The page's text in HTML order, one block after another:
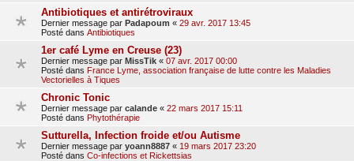
Antibiotiques et antirétroviraux
Dernier message par Padapoum « 29 avr. 2017 13:45
Posté dans Antibiotiques
1er café Lyme en Creuse (23)
Dernier message par MissTik « 07 avr. 2017 00:00
Posté dans France Lyme, association française de lutte contre les Maladies
Vectorielles à Tiques
Chronic Tonic
Dernier message par calande « 22 mars 2017 15:11
Posté dans Phytothérapie
Sutturella, Infection froide et/ou Autisme
Dernier message par yoann8887 « 19 mars 2017 23:20
Posté dans Co-infections et Rickettsias